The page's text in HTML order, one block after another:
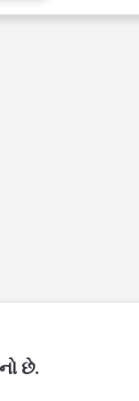
છે.